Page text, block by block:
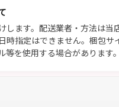
します。配送業者・方法は当
時指定はできません。梱包サ
等を使用する場合があります。